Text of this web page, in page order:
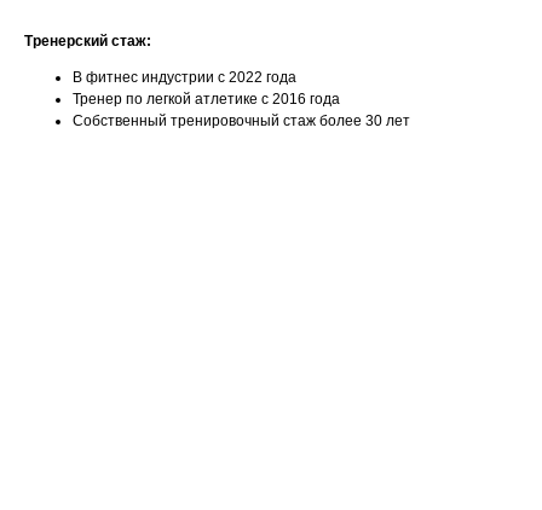
Тренерский стаж:
В фитнес индустрии с 2022 года
Тренер по легкой атлетике с 2016 года
Собственный тренировочный стаж более 30 лет